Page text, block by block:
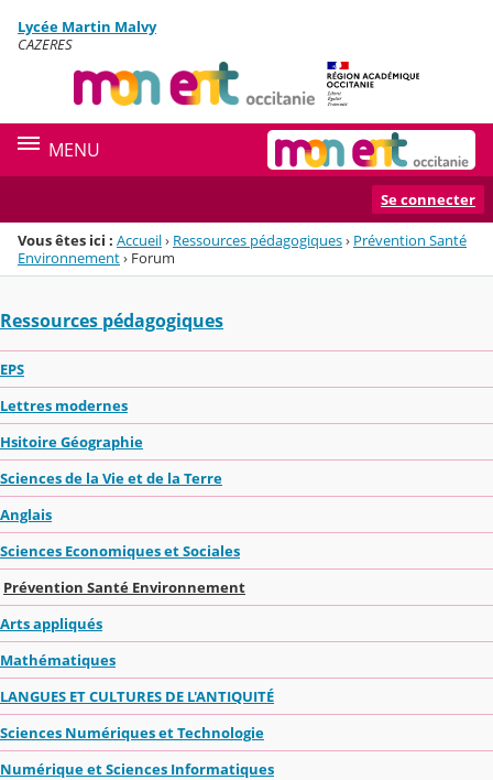
Menu de la rubrique
Contenu
Lycée Martin Malvy
CAZERES
MENU
Se connecter
Vous êtes ici : Accueil› Ressources pédagogiques› Prévention Santé
Environnement› Forum
Ressources pédagogiques
EPS
Lettres modernes
Hsitoire Géographie
Sciences de la Vie et de la Terre
Anglais
Sciences Economiques et Sociales
Prévention Santé Environnement
Arts appliqués
Mathématiques
LANGUES ET CULTURES DE L'ANTIQUITÉ
Sciences Numériques et Technologie
Numérique et Sciences Informatiques